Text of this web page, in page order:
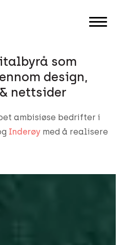
som
design,
nettsider
ambisiøse bedrifter i
Inderøy med å realisere